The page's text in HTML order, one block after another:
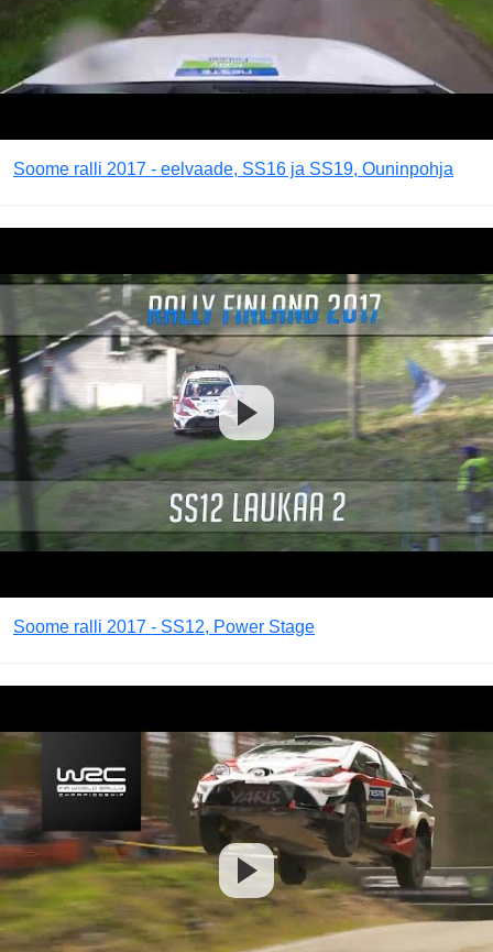
Soome ralli 2017 - eelvaade, SS16 ja SS19, Ouninpohja
Soome ralli 2017 - SS12, Power Stage